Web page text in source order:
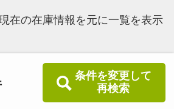
条件を変更して
再検索
在の在庫情報を元に一覧を表示